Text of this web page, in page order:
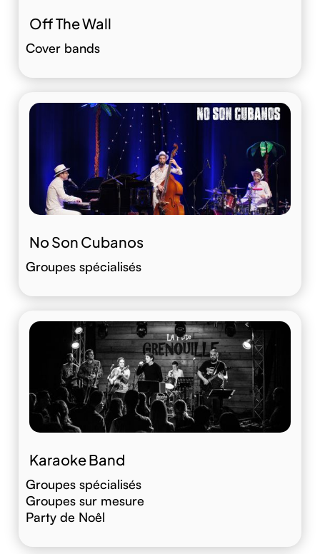
Off The Wall
Cover bands
No Son Cubanos
Groupes spécialisés
Karaoke Band
Groupes spécialisés
Groupes sur mesure
Party de Noêl